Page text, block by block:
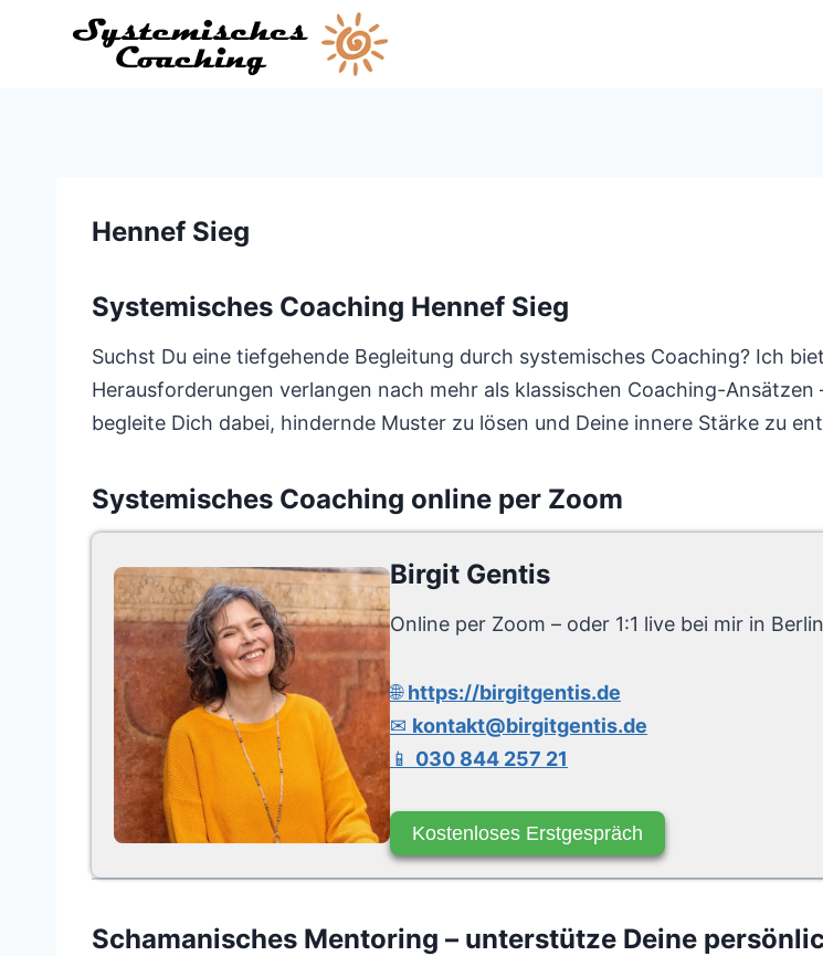
Hennef Sieg
Systemisches Coaching Hennef Sieg
Suchst Du eine tiefgehende Begleitung durch systemisches Coaching? Ich
Herausforderungen verlangen nach mehr als klassischen Coaching-
begleite Dich dabei, hindernde Muster zu lösen und Deine innere Stärke zu
Systemisches Coaching online per Zoom
Birgit Gentis
Online per Zoom – oder 1:1 live bei mir in
🌐https://birgitgentis.de
✉ kontakt@birgitgentis.de
📱 030 844 257 21
Kostenloses Erstgespräch
Schamanisches Mentoring – unterstütze Deine